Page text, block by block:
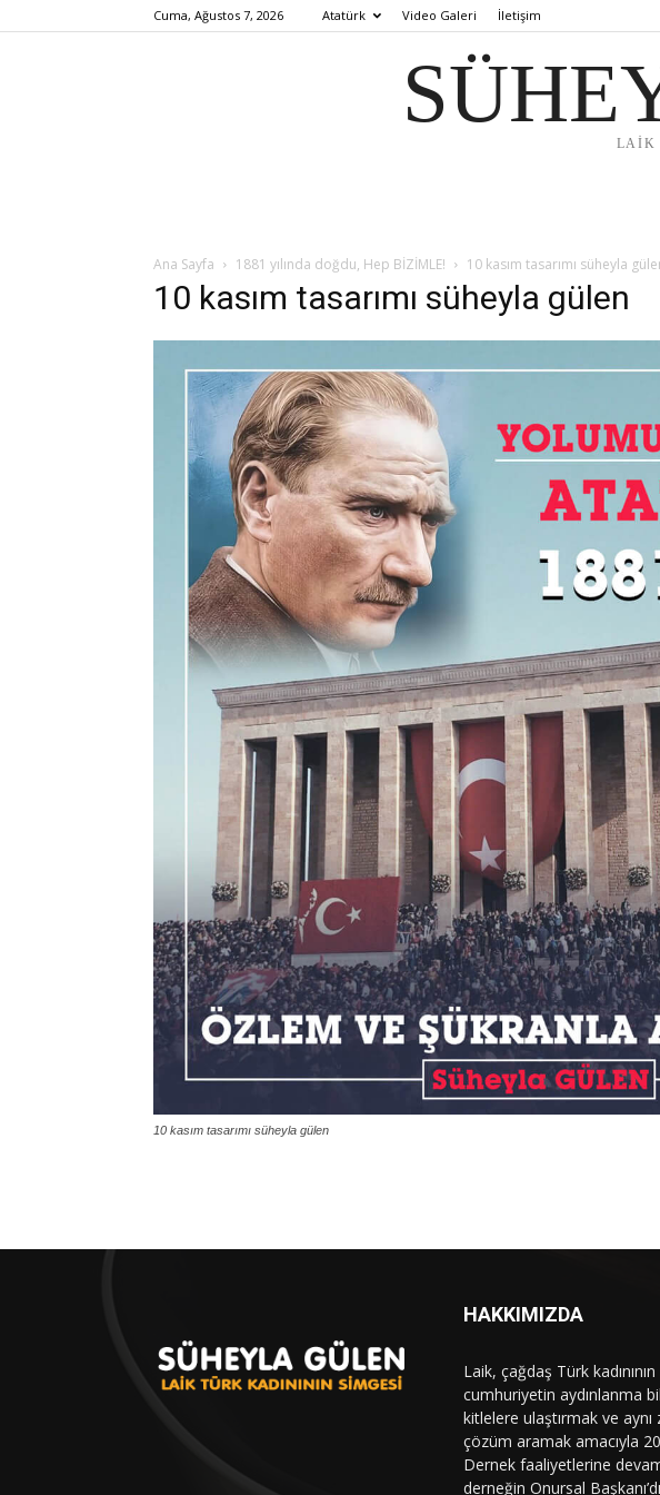
Cuma, Ağustos 7, 2026 Atatürk Video Galeri İletişim
LAİK
Ana Sayfa 1881 yılında doğdu, Hep BİZİMLE! 10 kasım tasarımı süheyla
10 kasım tasarımı süheyla gülen
10 kasım tasarımı süheyla gülen
HAKKIMIZDA
Laik, çağdaş Türk
cumhuriyetin aydınlanma
kitlelere ulaştırmak ve
çözüm aramak amacıyla
Dernek faaliyetlerine
derneğin Onursal